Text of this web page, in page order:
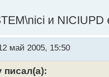
и NICIUPD
май 2005, 15:50
писал(а):